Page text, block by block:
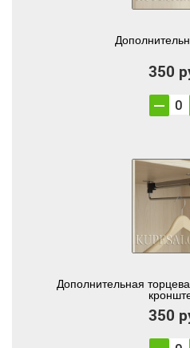
350
Дополнительная
350